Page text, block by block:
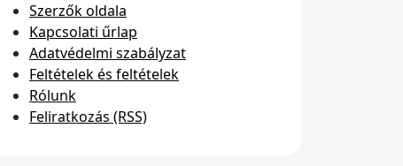
Szerzők oldala
Kapcsolati űrlap
Adatvédelmi szabályzat
Feltételek és feltételek
Rólunk
Feliratkozás (RSS)